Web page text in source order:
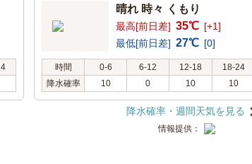
晴れ 時々 くもり
最高[前日差] 35℃ [+1]
最低[前日差] 27℃ [0]
時間 0-6 6-12 12-18
18-24
降水確率
10 0 10 10
降水確率・週間天気を見る
情報提供：